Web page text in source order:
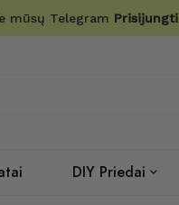
mūsų Telegram Prisijungti
DIY Priedai